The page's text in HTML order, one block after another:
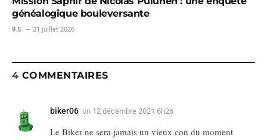
généalogique bouleversante
9.5 21 juillet 2026
4 COMMENTAIRES
biker06 on 12 décembre 2021 6h26
Le Biker ne sera jamais un vieux con du moment